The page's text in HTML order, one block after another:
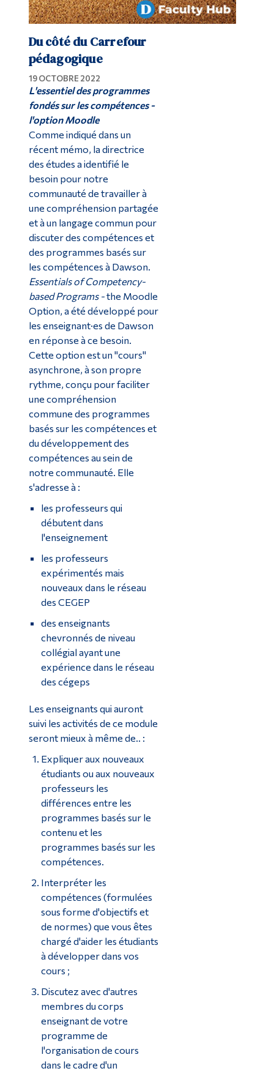
Du côté du Carrefour
pédagogique
19 OCTOBRE 2022
L'essentiel des programmes
fondés sur les compétences-
l'option Moodle
Comme indiqué dans un
récent mémo, la directrice
des études a identifié le
besoin pour notre
communauté de travailler à
une compréhension partagée
et à un langage commun pour
discuter des compétences et
des programmes basés sur
les compétences à Dawson.
Essentials of Competency-
based Programs -the Moodle
Option, a été développé pour
les enseignant·es de Dawson
en réponse à ce besoin.
Cette option est un "cours"
asynchrone, à son propre
rythme, conçu pour faciliter
une compréhension
commune des programmes
basés sur les compétences et
du développement des
compétences au sein de
notre communauté. Elle
s'adresse à :
les professeurs qui
débutent dans
l'enseignement
les professeurs
expérimentés mais
nouveaux dans le réseau
des CEGEP
des enseignants
chevronnés de niveau
collégial ayant une
expérience dans le réseau
des cégeps
Les enseignants qui auront
suivi les activités de ce module
seront mieux à même de.. :
Expliquer aux nouveaux
étudiants ou aux nouveaux
professeurs les
différences entre les
programmes basés sur le
contenu et les
programmes basés sur les
compétences.
Interpréter les
compétences (formulées
sous forme d'objectifs et
de normes) que vous êtes
chargé d'aider les étudiants
à développer dans vos
cours ;
Discutez avec d'autres
membres du corps
enseignant de votre
programme de
l'organisation de cours
dans le cadre d'un